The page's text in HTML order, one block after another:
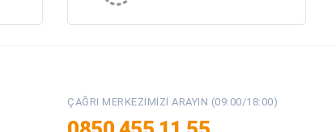
ÇAĞRI MERKEZIMIZI ARAYIN (09:00/18:00)